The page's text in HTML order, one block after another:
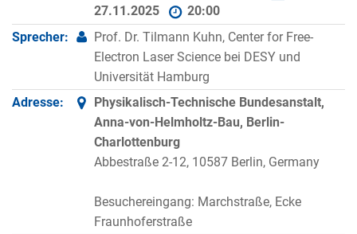
27.11.2025
20:00
Sprecher:
Prof. Dr. Tilmann Kuhn, Center for Free-
Electron Laser Science bei DESY und
Universität Hamburg
Adresse:
Physikalisch-Technische Bundesanstalt,
Anna-von-Helmholtz-Bau, Berlin-
Charlottenburg
Abbestraße 2-12, 10587 Berlin, Germany
Besuchereingang: Marchstraße, Ecke
Fraunhoferstraße